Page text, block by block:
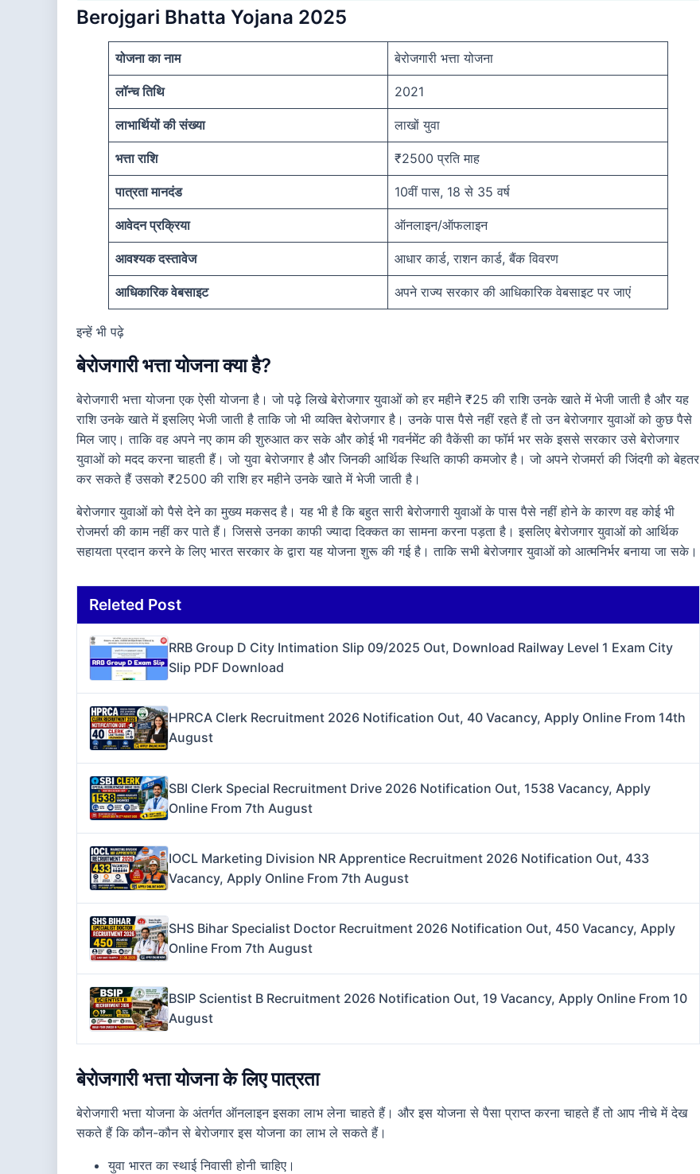
Berojgari Bhatta Yojana 2025
योजना का नाम बेरोजगारी भत्ता योजना
लॉन्च तिथि 2021
लाभार्थियों की संख्या लाखों युवा
भत्ता राशि ₹2500 प्रति माह
पात्रता मानदंड 10वीं पास, 18 से 35 वर्ष
आवेदन प्रक्रिया ऑनलाइन/ऑफलाइन
आवश्यक दस्तावेज आधार कार्ड, राशन कार्ड, बैंक विवरण
आधिकारिक वेबसाइट अपने राज्य सरकार की आधिकारिक वेबसाइट पर जाएं
इन्हें भी पढ़े
बेरोजगारी भत्ता योजना क्या है?
बेरोजगारी भत्ता योजना एक ऐसी योजना है। जो पढ़े लिखे बेरोजगार युवाओं को हर महीने ₹25 की राशि उनके खाते में भेजी जाती है और यह
राशि उनके खाते में इसलिए भेजी जाती है ताकि जो भी व्यक्ति बेरोजगार है। उनके पास पैसे नहीं रहते हैं तो उन बेरोजगार युवाओं को कुछ पैसे
मिल जाए। ताकि वह अपने नए काम की शुरुआत कर सके और कोई भी गवर्नमेंट की वैकेंसी का फॉर्म भर सके इससे सरकार उसे बेरोजगार
युवाओं को मदद करना चाहती हैं। जो युवा बेरोजगार है और जिनकी आर्थिक स्थिति काफी कमजोर है। जो अपने रोजमर्रा की जिंदगी को बेहतर
कर सकते हैं उसको ₹2500 की राशि हर महीने उनके खाते में भेजी जाती है।
बेरोजगार युवाओं को पैसे देने का मुख्य मकसद है। यह भी है कि बहुत सारी बेरोजगारी युवाओं के पास पैसे नहीं होने के कारण वह कोई भी
रोजमर्रा की काम नहीं कर पाते हैं। जिससे उनका काफी ज्यादा दिक्कत का सामना करना पड़ता है। इसलिए बेरोजगार युवाओं को आर्थिक
सहायता प्रदान करने के लिए भारत सरकार के द्वारा यह योजना शुरू की गई है। ताकि सभी बेरोजगार युवाओं को आत्मनिर्भर बनाया जा सके।
Releted Post
RRB Group D City Intimation Slip 09/2025 Out, Download Railway Level 1 Exam City
Slip PDF Download
HPRCA Clerk Recruitment 2026 Notification Out, 40 Vacancy, Apply Online From 14th
August
SBI Clerk Special Recruitment Drive 2026 Notification Out, 1538 Vacancy, Apply
Online From 7th August
IOCL Marketing Division NR Apprentice Recruitment 2026 Notification Out, 433
Vacancy, Apply Online From 7th August
SHS Bihar Specialist Doctor Recruitment 2026 Notification Out, 450 Vacancy, Apply
Online From 7th August
BSIP Scientist B Recruitment 2026 Notification Out, 19 Vacancy, Apply Online From 10
August
बेरोजगारी भत्ता योजना के लिए पात्रता
बेरोजगारी भत्ता योजना के अंतर्गत ऑनलाइन इसका लाभ लेना चाहते हैं। और इस योजना से पैसा प्राप्त करना चाहते हैं तो आप नीचे में देख
सकते हैं कि कौन-कौन से बेरोजगार इस योजना का लाभ ले सकते हैं।
युवा भारत का स्थाई निवासी होनी चाहिए।